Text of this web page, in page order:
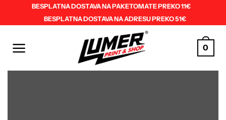
BESPLATNA DOSTAVA NA PAKETOMATE PREKO 11€
BESPLATNA DOSTAVA NA ADRESU PREKO 51€
0